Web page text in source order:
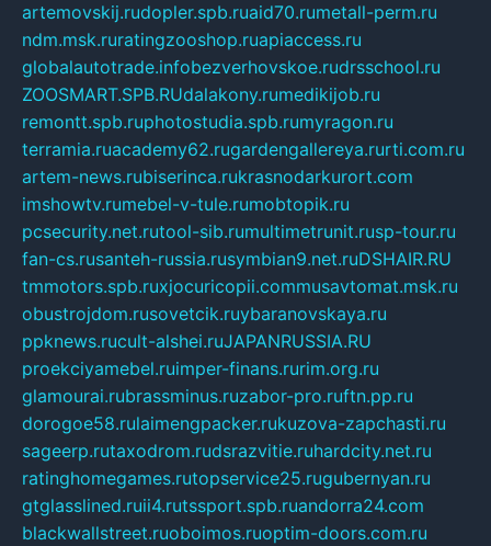
artemovskij.rudopler.spb.ruaid70.rumetall-perm.ru
ndm.msk.ruratingzooshop.ruapiaccess.ru
globalautotrade.infobezverhovskoe.rudrsschool.ru
ZOOSMART.SPB.RUdalakony.rumedikijob.ru
remontt.spb.ruphotostudia.spb.rumyragon.ru
terramia.ruacademy62.rugardengallereya.rurti.com.ru
artem-news.rubiserinca.rukrasnodarkurort.com
imshowtv.rumebel-v-tule.rumobtopik.ru
pcsecurity.net.rutool-sib.rumultimetrunit.rusp-tour.ru
fan-cs.rusanteh-russia.rusymbian9.net.ruDSHAIR.RU
tmmotors.spb.ruxjocuricopii.commusavtomat.msk.ru
obustrojdom.rusovetcik.ruybaranovskaya.ru
ppknews.rucult-alshei.ruJAPANRUSSIA.RU
proekciyamebel.ruimper-finans.rurim.org.ru
glamourai.rubrassminus.ruzabor-pro.ruftn.pp.ru
dorogoe58.rulaimengpacker.rukuzova-zapchasti.ru
sageerp.rutaxodrom.rudsrazvitie.ruhardcity.net.ru
ratinghomegames.rutopservice25.rugubernyan.ru
gtglasslined.ruii4.rutssport.spb.ruandorra24.com
blackwallstreet.ruoboimos.ruoptim-doors.com.ru